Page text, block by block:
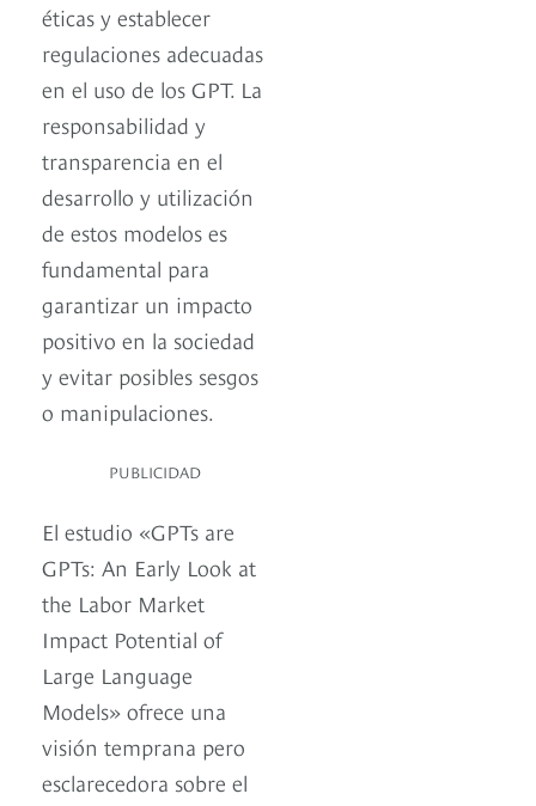
éticas y establecer
regulaciones adecuadas
en el uso de los GPT. La
responsabilidad y
transparencia en el
desarrollo y utilización
de estos modelos es
fundamental para
garantizar un impacto
positivo en la sociedad
y evitar posibles sesgos
o manipulaciones.
PUBLICIDAD
El estudio «GPTs are
GPTs: An Early Look at
the Labor Market
Impact Potential of
Large Language
Models» ofrece una
visión temprana pero
esclarecedora sobre el